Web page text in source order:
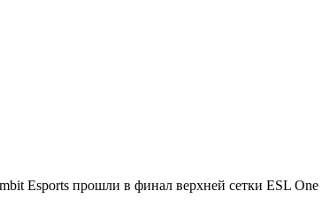
Esports прошли в финал верхней сетки ESL